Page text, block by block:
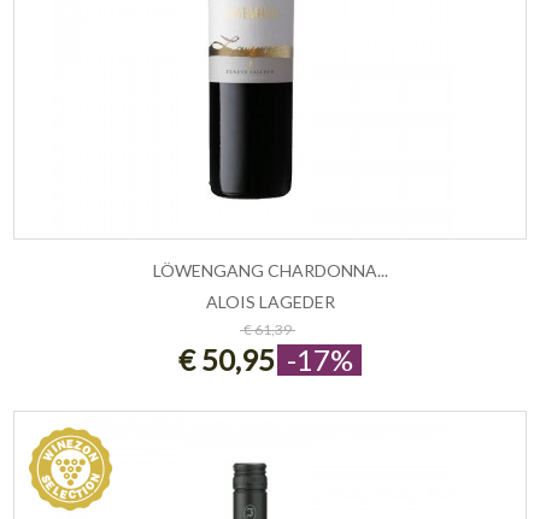
ESAURITO
LÖWENGANG CHARDONNA...
ALOIS LAGEDER
€ 61,39
€ 50,95 -17%